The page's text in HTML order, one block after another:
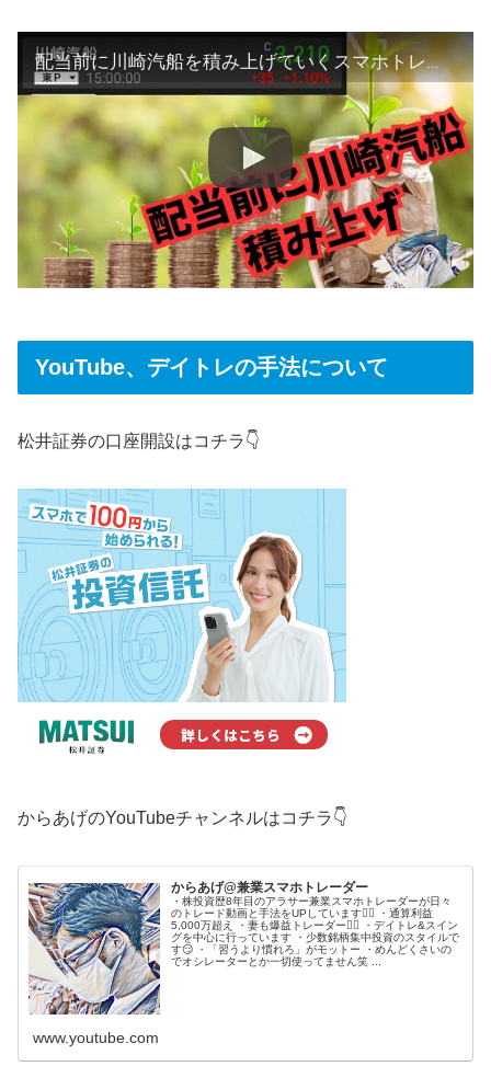
配当前に川崎汽船を積み上げていくスマホトレーダー
YouTube、デイトレの手法について
松井証券の口座開設はコチラ👇
からあげのYouTubeチャンネルはコチラ👇
からあげ@兼業スマホトレーダー
・株投資歴8年目のアラサー兼業スマホトレーダーが日々
のトレード動画と手法をUPしています🙋‍♂️ ・通算利益
5,000万超え ・妻も爆益トレーダー💁‍♀️ ・デイトレ&スイン
グを中心に行っています ・少数銘柄集中投資のスタイルで
す😏 ・「習うより慣れろ」がモットー ・めんどくさいの
でオシレーターとか一切使ってません笑 ...
www.youtube.com